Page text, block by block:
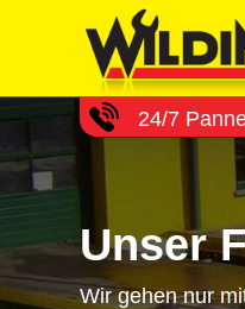
24/7
Unser
Wir gehen nur